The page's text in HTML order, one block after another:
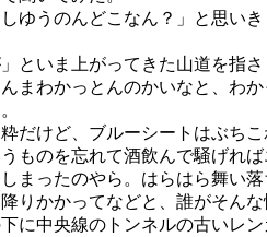
ゆうのんどこなん？」と思いき
といま上がってきた山道を指さ
まわかっとんのかいなと、わか
だけど、ブルーシートはぶちこ
ものを忘れて酒飲んで騒げれば
まったのやら。はらはら舞い落
りかかってなどと、誰がそんな
に中央線のトンネルの古いレン